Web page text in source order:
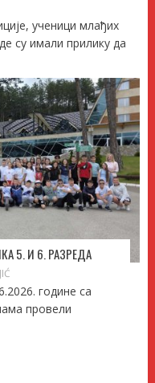
ученици млађих
су имали прилику да
5. И 6. РАЗРЕДА
године са
провели